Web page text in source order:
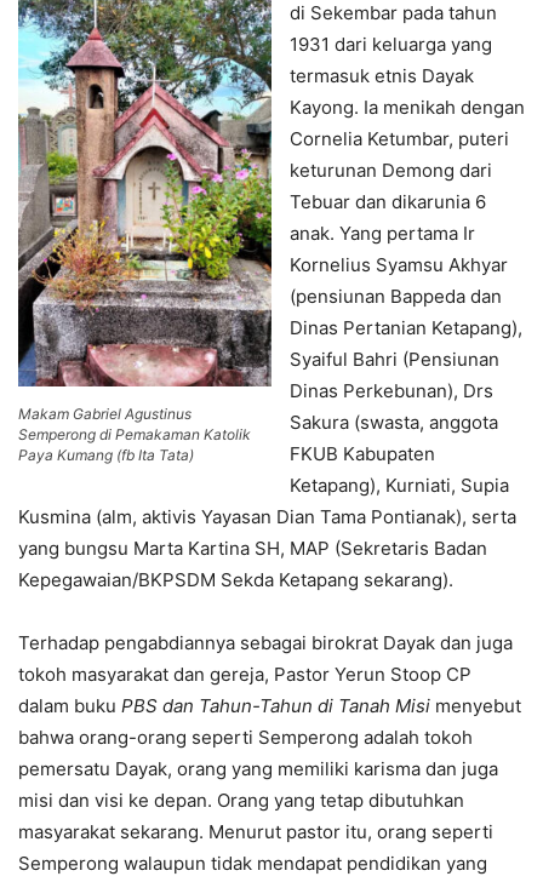
Makam Gabriel Agustinus
Semperong di Pemakaman Katolik
Paya Kumang (fb Ita Tata)
di Sekembar pada tahun
1931 dari keluarga yang
termasuk etnis Dayak
Kayong. Ia menikah dengan
Cornelia Ketumbar, puteri
keturunan Demong dari
Tebuar dan dikarunia 6
anak. Yang pertama Ir
Kornelius Syamsu Akhyar
(pensiunan Bappeda dan
Dinas Pertanian Ketapang),
Syaiful Bahri (Pensiunan
Dinas Perkebunan), Drs
Sakura (swasta, anggota
FKUB Kabupaten
Ketapang), Kurniati, Supia
Kusmina (alm, aktivis Yayasan Dian Tama Pontianak), serta
yang bungsu Marta Kartina SH, MAP (Sekretaris Badan
Kepegawaian/BKPSDM Sekda Ketapang sekarang).
Terhadap pengabdiannya sebagai birokrat Dayak dan juga
tokoh masyarakat dan gereja, Pastor Yerun Stoop CP
dalam buku PBS dan Tahun-Tahun di Tanah Misi menyebut
bahwa orang-orang seperti Semperong adalah tokoh
pemersatu Dayak, orang yang memiliki karisma dan juga
misi dan visi ke depan. Orang yang tetap dibutuhkan
masyarakat sekarang. Menurut pastor itu, orang seperti
Semperong walaupun tidak mendapat pendidikan yang